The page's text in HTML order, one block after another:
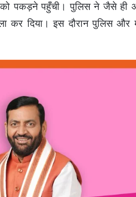
को पकड़ने पहुँची। पुलिस ने जैसे ही
कर दिया। इस दौरान पुलिस और